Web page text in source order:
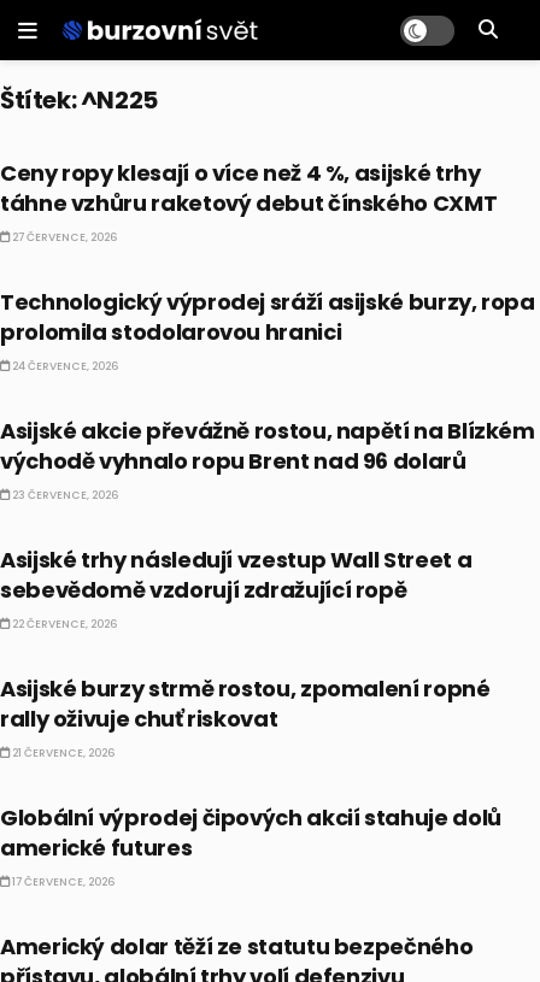
Štítek:^N225
Ceny ropy klesají o více než 4 %, asijské trhy
táhne vzhůru raketový debut čínského CXMT
27 ČERVENCE, 2026
Technologický výprodej sráží asijské burzy, ropa
prolomila stodolarovou hranici
24 ČERVENCE, 2026
Asijské akcie převážně rostou, napětí na Blízkém
východě vyhnalo ropu Brent nad 96 dolarů
23 ČERVENCE, 2026
Asijské trhy následují vzestup Wall Street a
sebevědomě vzdorují zdražující ropě
22 ČERVENCE, 2026
Asijské burzy strmě rostou, zpomalení ropné
rally oživuje chuť riskovat
21 ČERVENCE, 2026
Globální výprodej čipových akcií stahuje dolů
americké futures
17 ČERVENCE, 2026
Americký dolar těží ze statutu bezpečného